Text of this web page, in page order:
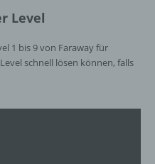
Level
1 bis 9 von Faraway für
schnell lösen können, falls